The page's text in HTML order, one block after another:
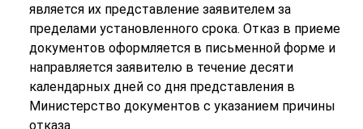
является их представление заявителем за
пределами установленного срока. Отказ в приеме
документов оформляется в письменной форме и
направляется заявителю в течение десяти
календарных дней со дня представления в
Министерство документов с указанием причины
отказа.